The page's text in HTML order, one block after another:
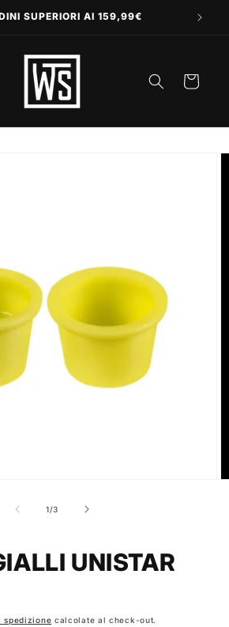
SUPERIORI AI 159,99€
Carrello
1/su
3
UNISTAR
spedizione calcolate al check-out.